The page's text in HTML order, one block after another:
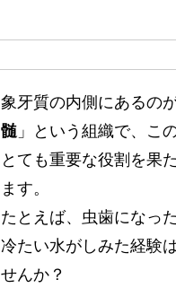
象牙質の内側にあるの
髄」という組織で、こ
とても重要な役割を果
ます。
たとえば、虫歯になった
冷たい水がしみた経験
せんか？